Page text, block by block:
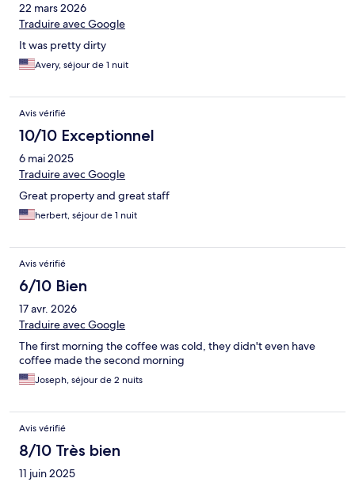
22 mars 2026
Traduire avec Google
It was pretty dirty
Avery, séjour de 1 nuit
Avis vérifié
10/10 Exceptionnel
6 mai 2025
Traduire avec Google
Great property and great staff
herbert, séjour de 1 nuit
Avis vérifié
6/10 Bien
17 avr. 2026
Traduire avec Google
The first morning the coffee was cold, they didn't even have
coffee made the second morning
Joseph, séjour de 2 nuits
Avis vérifié
8/10 Très bien
11 juin 2025